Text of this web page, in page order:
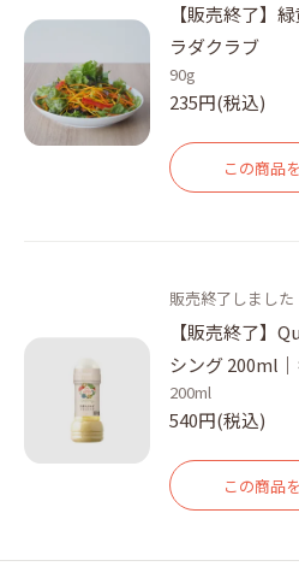
【販売終了】
ラダクラブ
90g
235円(税込)
この商品
販売終了しました
【販売終了】
シング 200ml
200ml
540円(税込)
この商品